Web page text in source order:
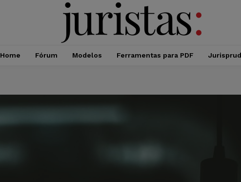
Home Fórum Modelos Ferramentas para PDF